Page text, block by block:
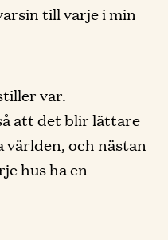
till varje i min
var.
att det blir lättare
och nästan
hus ha en